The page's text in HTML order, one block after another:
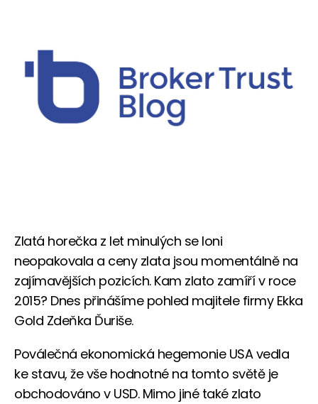
Zlatá horečka z let minulých se loni
neopakovala a ceny zlata jsou momentálně na
zajímavějších pozicích. Kam zlato zamíří v roce
2015? Dnes přinášíme pohled majitele firmy Ekka
Gold Zdeňka Ďuriše.
Poválečná ekonomická hegemonie USA vedla
ke stavu, že vše hodnotné na tomto světě je
obchodováno v USD. Mimo jiné také zlato